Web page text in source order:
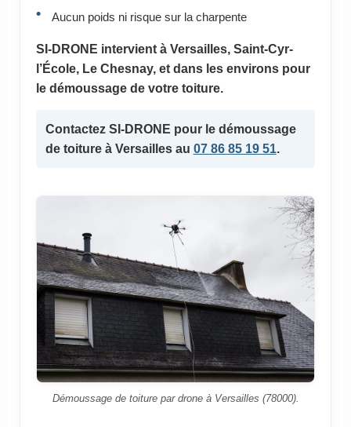
Aucun poids ni risque sur la charpente
SI-DRONE intervient à Versailles, Saint-Cyr-
l’École, Le Chesnay, et dans les environs pour
le démoussage de votre toiture.
Contactez SI-DRONE pour le démoussage
de toiture à Versailles au 07 86 85 19 51.
Démoussage de toiture par drone à Versailles (78000).